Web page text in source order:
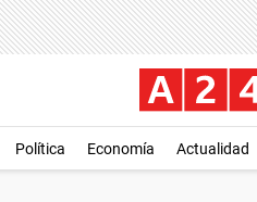
Política Economía Actualidad